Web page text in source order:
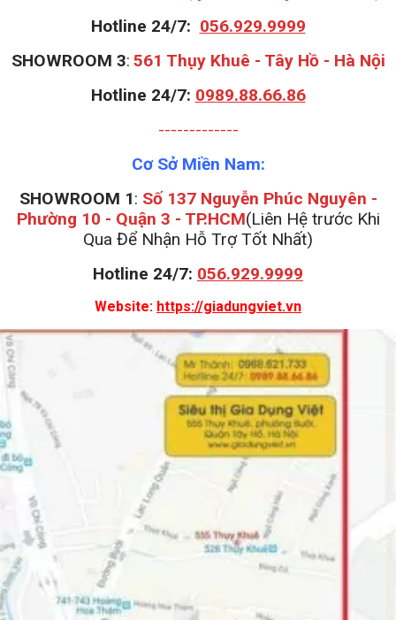
Hotline 24/7: 056.929.9999
SHOWROOM 3: 561 Thụy Khuê - Tây Hồ - Hà Nội
Hotline 24/7: 0989.88.66.86
-------------
Cơ Sở Miền Nam:
SHOWROOM 1: Số 137 Nguyễn Phúc Nguyên -
Phường 10 - Quận 3 - TP.HCM(Liên Hệ trước Khi
Qua Để Nhận Hỗ Trợ Tốt Nhất)
Hotline 24/7: 056.929.9999
Website: https://giadungviet.vn